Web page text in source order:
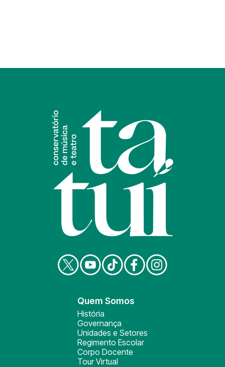
Quem Somos
História
Governança
Unidades e Setores
Regimento Escolar
Corpo Docente
Tour Virtual